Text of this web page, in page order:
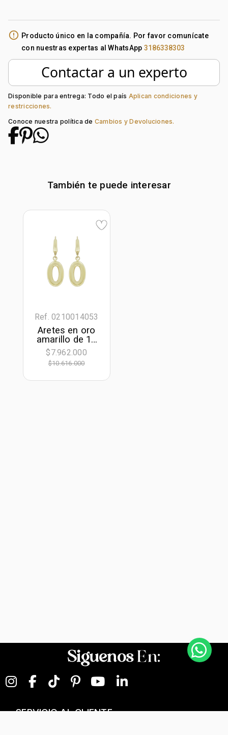
Género: Mujer
Tono Metal:
Metal: Oro 18 Kilates
Tejido: Figuras Geométricas
Subforma: Óvalo
Longitud:
40
Tipo de terminado: Liso
Tipo de Broche: Pico Loro
error_outline Producto único en la compañía. Por favor comunícate
con nuestras expertas al WhatsApp 3186338303
Contactar a un experto
Disponible para entrega: Todo el país Aplican condiciones y
restricciones.
Conoce nuestra política de Cambios y Devoluciones.
También te puede interesar
Ref. 0210014053
Aretes en oro
amarillo de 18
Kilates, Figuras
geométricas
$7.962.000
$10.616.000
SiguenosEn:
SERVICIO AL CLIENTE